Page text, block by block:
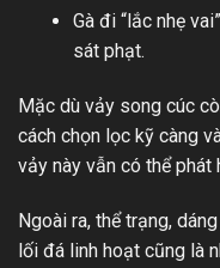
Gà đi “lắc nhẹ
sát phạt.
Mặc dù vảy song cúc
cách chọn lọc kỹ càng
vảy này vẫn có thể phát
Ngoài ra, thể trạng,
lối đá linh hoạt cũng là